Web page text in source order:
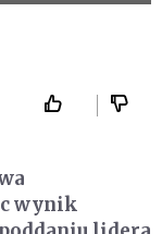
wynik